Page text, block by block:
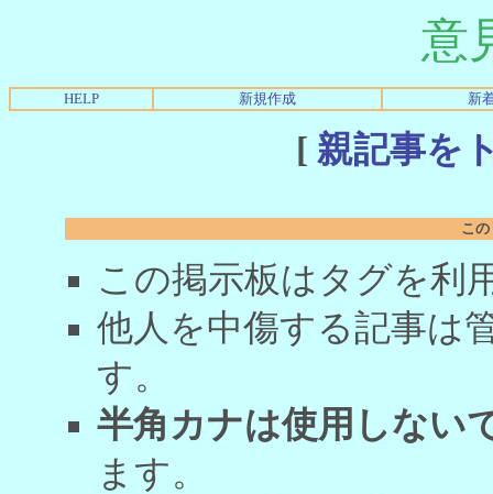
意
HELP 新規作成 新
[ 親記事を
こ
この掲示板はタグを利
他人を中傷する記事は
す。
半角カナは使用しない
ます。